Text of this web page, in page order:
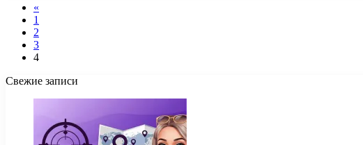
«
1
2
3
4
Свежие записи